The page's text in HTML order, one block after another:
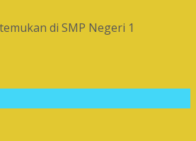
di SMP Negeri 1